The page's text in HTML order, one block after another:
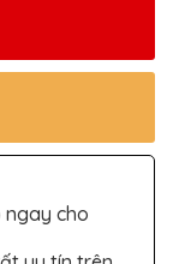
ngay cho